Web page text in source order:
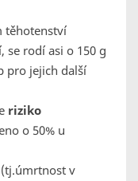
těhotenství
se rodí asi o 150 g
pro jejich další
riziko
o 50% u
(tj.úmrtnost v